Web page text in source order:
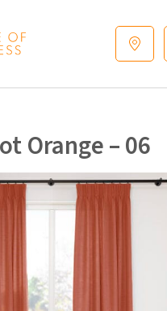
Orange – 06